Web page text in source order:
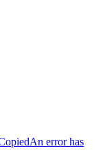
An error has